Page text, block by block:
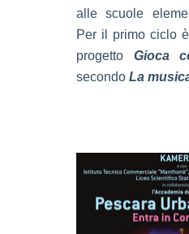
alle scuole
Per il primo ciclo
progetto Gioca
secondo La